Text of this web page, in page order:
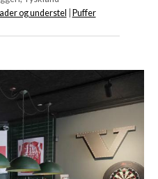
og understel Puffer